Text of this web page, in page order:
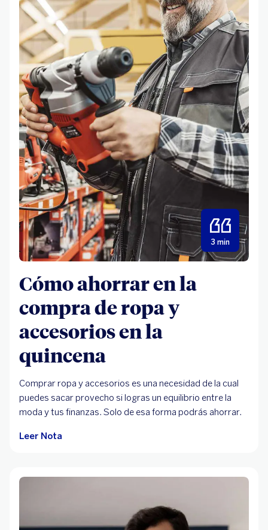
3 min
Cómo ahorrar en la
compra de ropa y
accesorios en la
quincena
Comprar ropa y accesorios es una necesidad de la cual
puedes sacar provecho si logras un equilibrio entre la
moda y tus finanzas. Solo de esa forma podrás ahorrar.
Leer Nota